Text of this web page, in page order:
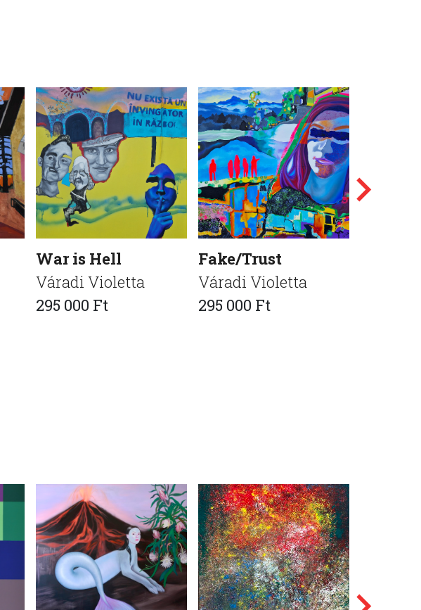
War is Hell
Váradi Violetta
295 000 Ft
Fake/Trust
Váradi Violetta
295 000 Ft